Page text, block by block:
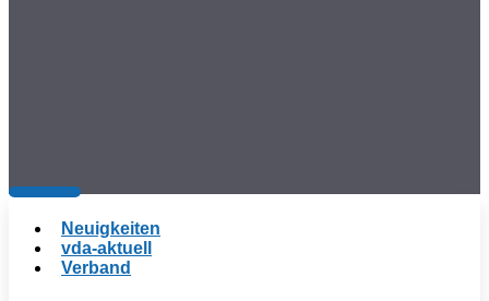
Neuigkeiten
vda-aktuell
Verband